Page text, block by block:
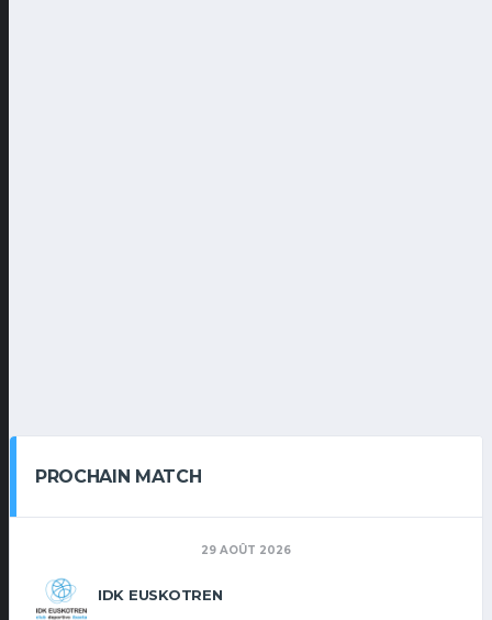
PROCHAIN MATCH
29 AOÛT 2026
IDK EUSKOTREN